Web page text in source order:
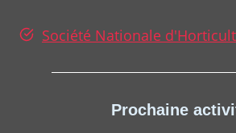
Société Nationale
Prochaine